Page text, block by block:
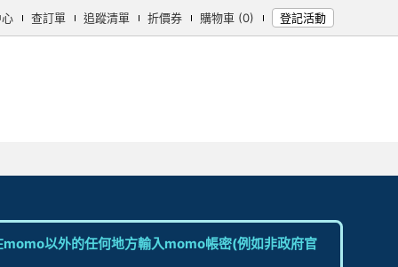
心 查訂單 追蹤清單 折價券 購物車 (0) 登記活動
以外的任何地方輸入momo帳密(例如非政府官